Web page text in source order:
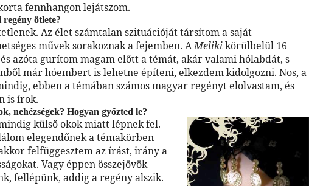
fennhangon lejátszom.
ötlete?
Az élet számtalan szituációját társítom a saját
művek sorakoznak a fejemben. AMelikikörülbelül 16
azóta gurítom magam előtt a témát, akár valami hólabdát, s
már hóembert is lehetne építeni, elkezdem kidolgozni. Nos, a
ebben a témában számos magyar regényt elolvastam, és
is írok.
nehézségek? Hogyan győzted le?
külső okok miatt lépnek fel.
elegendőnek a témakörben
felfüggesztem az írást, irány a
Vagy éppen összejövök
fellépünk, addig a regény alszik.